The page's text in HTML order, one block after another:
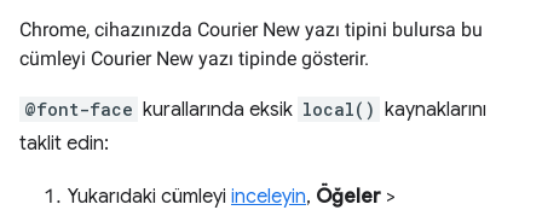
Chrome, cihazınızda Courier New yazı tipini bulursa bu
cümleyi Courier New yazı tipinde gösterir.
@font-face kurallarında eksik local() kaynaklarını
taklit edin:
Yukarıdaki cümleyi inceleyin, Öğeler >